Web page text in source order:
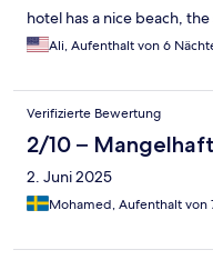
hotel has a nice beach,
Ali, Aufenthalt von 6
Verifizierte Bewertung
2/10 – Mangelhaft
2. Juni 2025
Mohamed, Aufenthalt von